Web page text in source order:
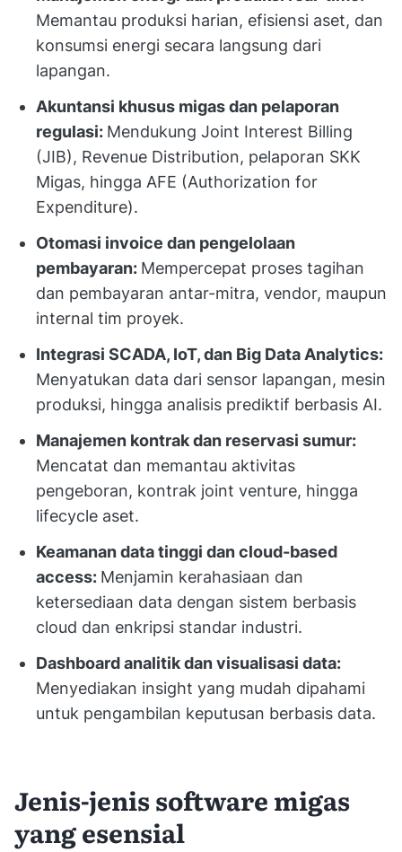
Memantau produksi harian, efisiensi aset, dan
konsumsi energi secara langsung dari
lapangan.
Akuntansi khusus migas dan pelaporan
regulasi: Mendukung Joint Interest Billing
(JIB), Revenue Distribution, pelaporan SKK
Migas, hingga AFE (Authorization for
Expenditure).
Otomasi invoice dan pengelolaan
pembayaran: Mempercepat proses tagihan
dan pembayaran antar-mitra, vendor, maupun
internal tim proyek.
Integrasi SCADA, IoT, dan Big Data Analytics:
Menyatukan data dari sensor lapangan, mesin
produksi, hingga analisis prediktif berbasis AI.
Manajemen kontrak dan reservasi sumur:
Mencatat dan memantau aktivitas
pengeboran, kontrak joint venture, hingga
lifecycle aset.
Keamanan data tinggi dan cloud-based
access: Menjamin kerahasiaan dan
ketersediaan data dengan sistem berbasis
cloud dan enkripsi standar industri.
Dashboard analitik dan visualisasi data:
Menyediakan insight yang mudah dipahami
untuk pengambilan keputusan berbasis data.
Jenis-jenis software migas
yang esensial